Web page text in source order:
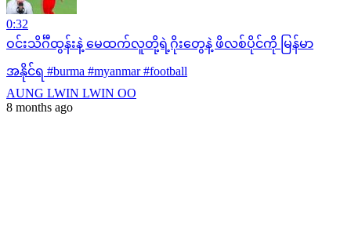
0:32
ဝင်းသိင်္ဂီထွန်းနဲ့ မေထက်လူတို့ရဲ့ဂိုးတွေနဲ့ ဖိလစ်ပိုင်ကို မြန်မာ
အနိုင်ရ #burma #myanmar #football
AUNG LWIN LWIN OO
8 months ago